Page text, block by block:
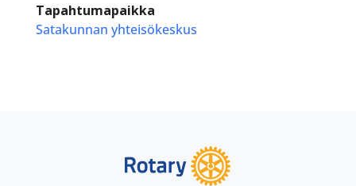
Tapahtumapaikka
Satakunnan yhteisökeskus